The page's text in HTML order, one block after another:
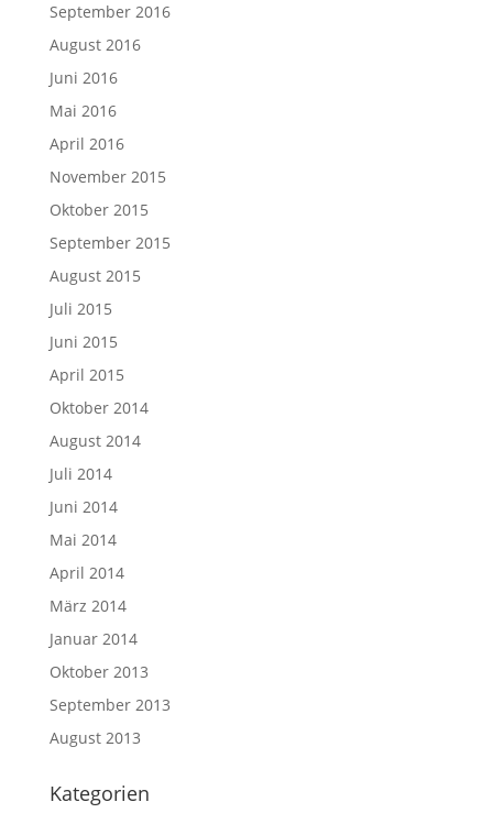
September 2016
August 2016
Juni 2016
Mai 2016
April 2016
November 2015
Oktober 2015
September 2015
August 2015
Juli 2015
Juni 2015
April 2015
Oktober 2014
August 2014
Juli 2014
Juni 2014
Mai 2014
April 2014
März 2014
Januar 2014
Oktober 2013
September 2013
August 2013
Kategorien